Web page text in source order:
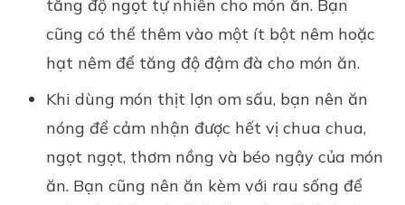
tăng độ ngọt tự nhiên cho món ăn. Bạn
cũng có thể thêm vào một ít bột nêm hoặc
hạt nêm để tăng độ đậm đà cho món ăn.
Khi dùng món thịt lợn om sấu, bạn nên ăn
nóng để cảm nhận được hết vị chua chua,
ngọt ngọt, thơm nồng và béo ngậy của món
ăn. Bạn cũng nên ăn kèm với rau sống để